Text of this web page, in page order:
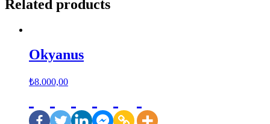
Related products
Okyanus
₺8.000,00